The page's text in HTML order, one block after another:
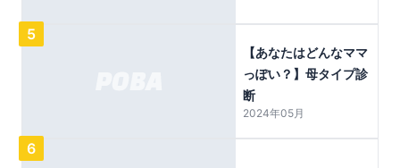
5
【あなたはどんなママ
っぽい？】母タイプ診
断
2024年05月
6